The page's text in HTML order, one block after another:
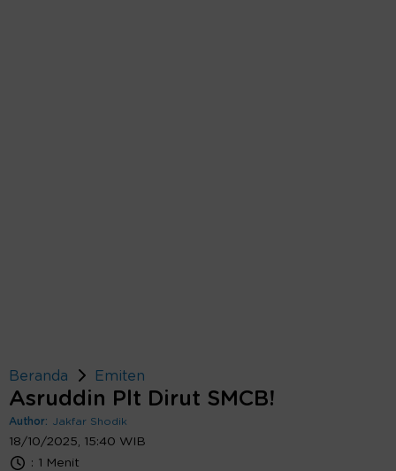
Beranda Emiten
Asruddin Plt Dirut SMCB!
Author: Jakfar Shodik
18/10/2025, 15:40 WIB
: 1 Menit